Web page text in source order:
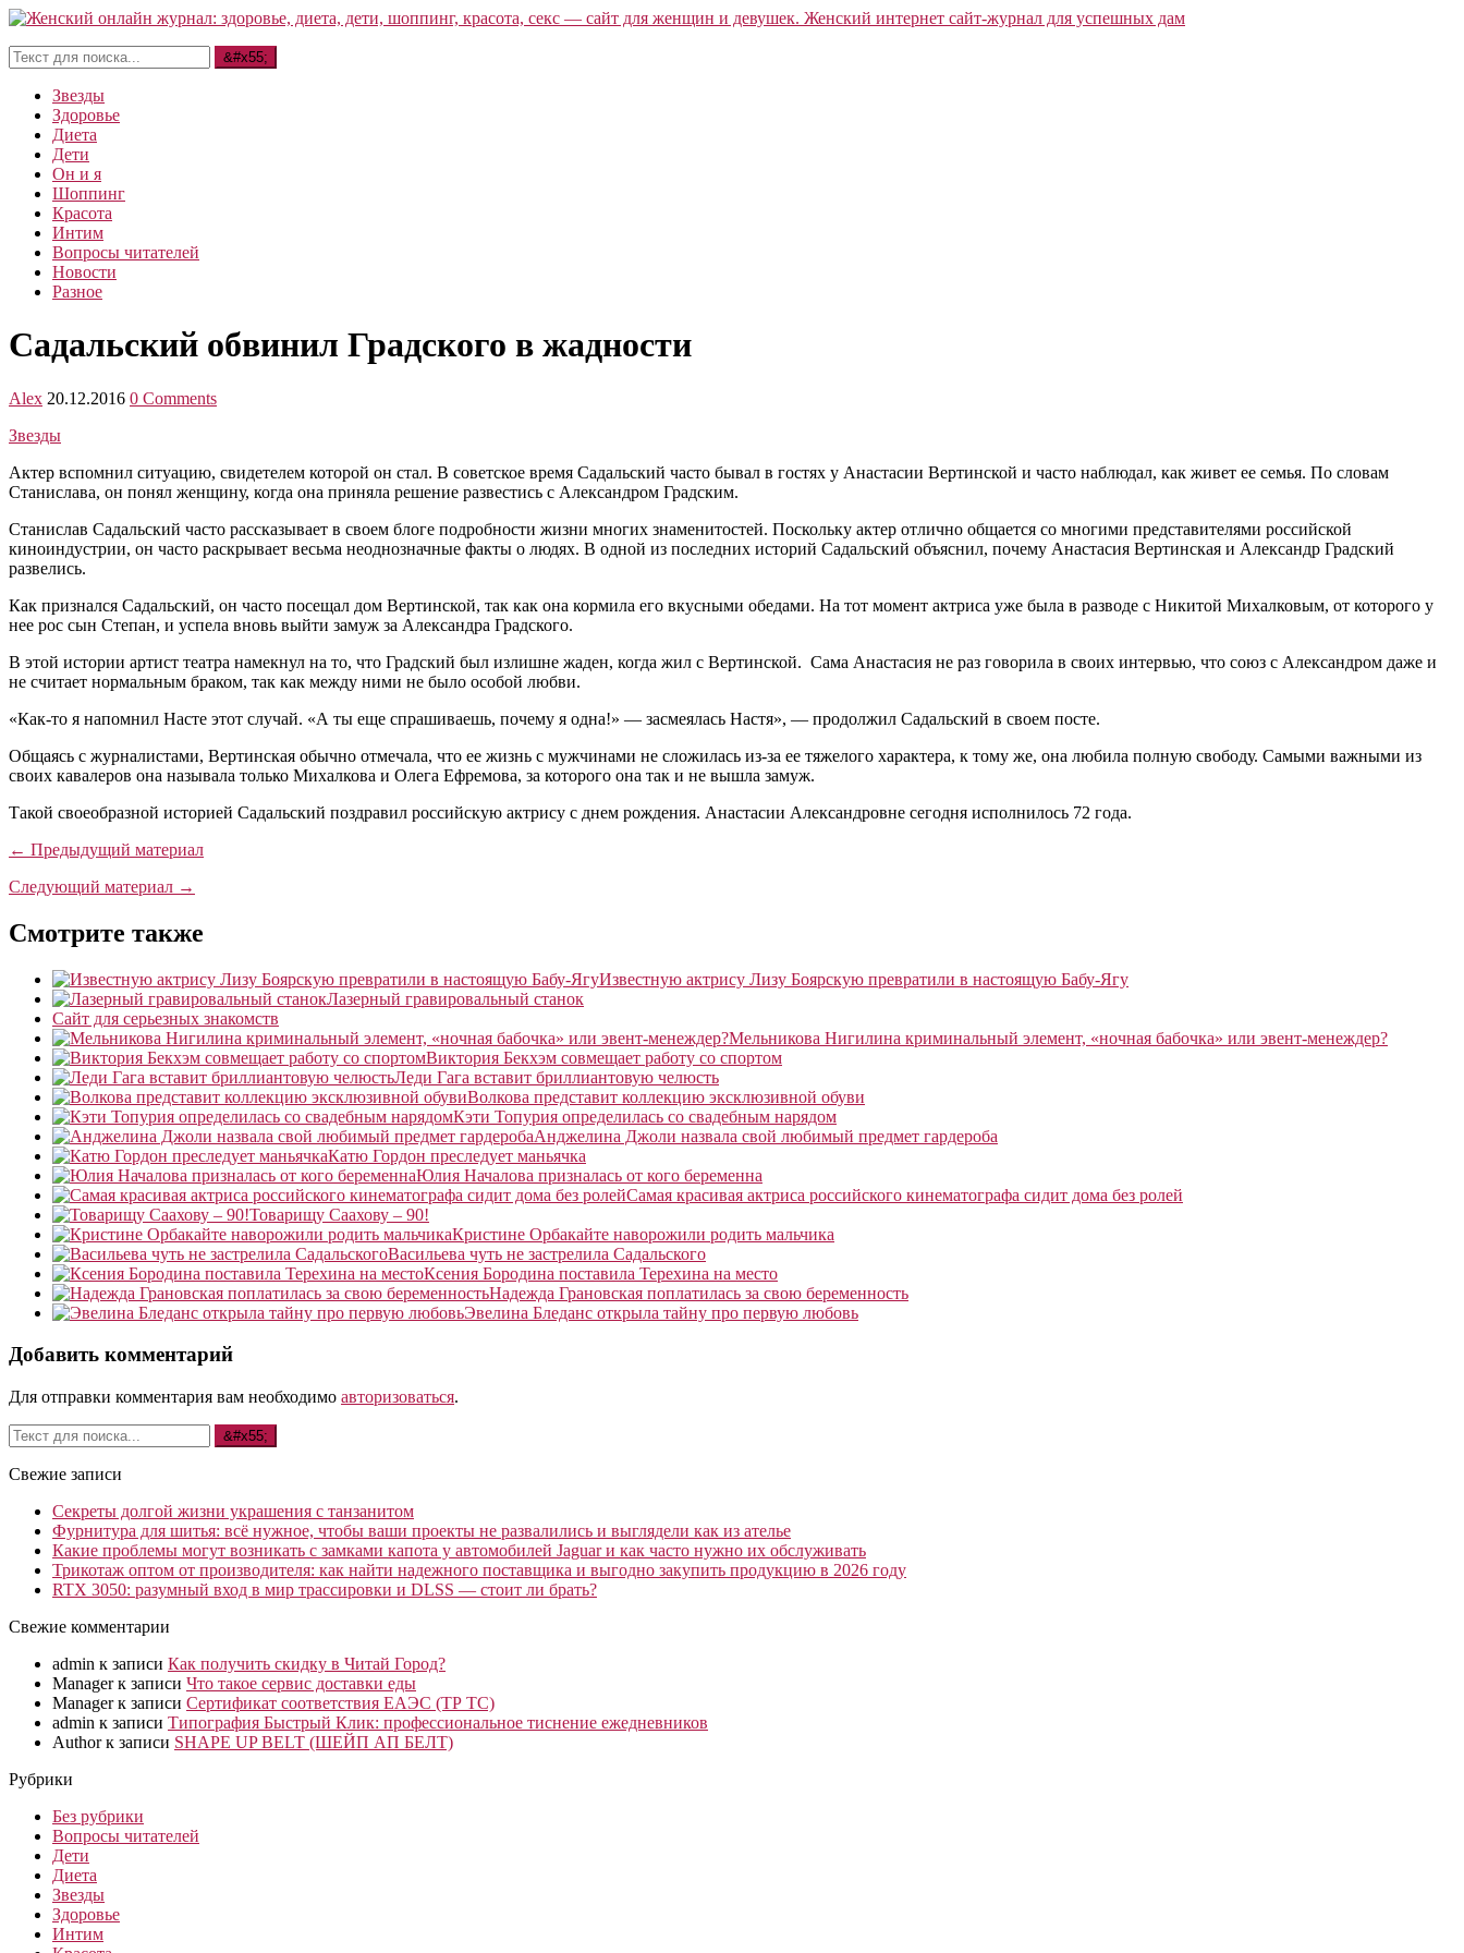
Звезды
Здоровье
Диета
Дети
Он и я
Шоппинг
Красота
Интим
Вопросы читателей
Новости
Разное
Садальский обвинил Градского в жадности
Alex 20.12.2016 0 Comments
Звезды
Актер вспомнил ситуацию, свидетелем которой он стал. В советское время Садальский часто бывал в гостях у Анастасии Вертинской и часто наблюдал, как живет ее семья. По словам
Станислава, он понял женщину, когда она приняла решение развестись с Александром Градским.
Станислав Садальский часто рассказывает в своем блоге подробности жизни многих знаменитостей. Поскольку актер отлично общается со многими представителями российской
киноиндустрии, он часто раскрывает весьма неоднозначные факты о людях. В одной из последних историй Садальский объяснил, почему Анастасия Вертинская и Александр Градский
развелись.
Как признался Садальский, он часто посещал дом Вертинской, так как она кормила его вкусными обедами. На тот момент актриса уже была в разводе с Никитой Михалковым, от которого у
нее рос сын Степан, и успела вновь выйти замуж за Александра Градского.
В этой истории артист театра намекнул на то, что Градский был излишне жаден, когда жил с Вертинской. Сама Анастасия не раз говорила в своих интервью, что союз с Александром даже и
не считает нормальным браком, так как между ними не было особой любви.
«Как-то я напомнил Насте этот случай. «А ты еще спрашиваешь, почему я одна!» — засмеялась Настя», — продолжил Садальский в своем посте.
Общаясь с журналистами, Вертинская обычно отмечала, что ее жизнь с мужчинами не сложилась из-за ее тяжелого характера, к тому же, она любила полную свободу. Самыми важными из
своих кавалеров она называла только Михалкова и Олега Ефремова, за которого она так и не вышла замуж.
Такой своеобразной историей Садальский поздравил российскую актрису с днем рождения. Анастасии Александровне сегодня исполнилось 72 года.
← Предыдущий материал
Следующий материал →
Смотрите также
Известную актрису Лизу Боярскую превратили в настоящую Бабу-Ягу
Лазерный гравировальный станок
Сайт для серьезных знакомств
Мельникова Нигилина криминальный элемент, «ночная бабочка» или эвент-менеждер?
Виктория Бекхэм совмещает работу со спортом
Леди Гага вставит бриллиантовую челюсть
Волкова представит коллекцию эксклюзивной обуви
Кэти Топурия определилась со свадебным нарядом
Анджелина Джоли назвала свой любимый предмет гардероба
Катю Гордон преследует маньячка
Юлия Началова призналась от кого беременна
Самая красивая актриса российского кинематографа сидит дома без ролей
Товарищу Саахову – 90!
Кристине Орбакайте наворожили родить мальчика
Васильева чуть не застрелила Садальского
Ксения Бородина поставила Терехина на место
Надежда Грановская поплатилась за свою беременность
Эвелина Бледанс открыла тайну про первую любовь
Добавить комментарий
Для отправки комментария вам необходимо авторизоваться.
Свежие записи
Секреты долгой жизни украшения с танзанитом
Фурнитура для шитья: всё нужное, чтобы ваши проекты не развалились и выглядели как из ателье
Какие проблемы могут возникать с замками капота у автомобилей Jaguar и как часто нужно их обслуживать
Трикотаж оптом от производителя: как найти надежного поставщика и выгодно закупить продукцию в 2026 году
RTX 3050: разумный вход в мир трассировки и DLSS — стоит ли брать?
Свежие комментарии
admin к записи Как получить скидку в Читай Город?
Managerк записи Что такое сервис доставки еды
Managerк записи Сертификат соответствия ЕАЭС (ТР ТС)
admin к записи Типография Быстрый Клик: профессиональное тиснение ежедневников
Authorк записи SHAPE UP BELT (ШЕЙП АП БЕЛТ)
Рубрики
Без рубрики
Вопросы читателей
Дети
Диета
Звезды
Здоровье
Интим